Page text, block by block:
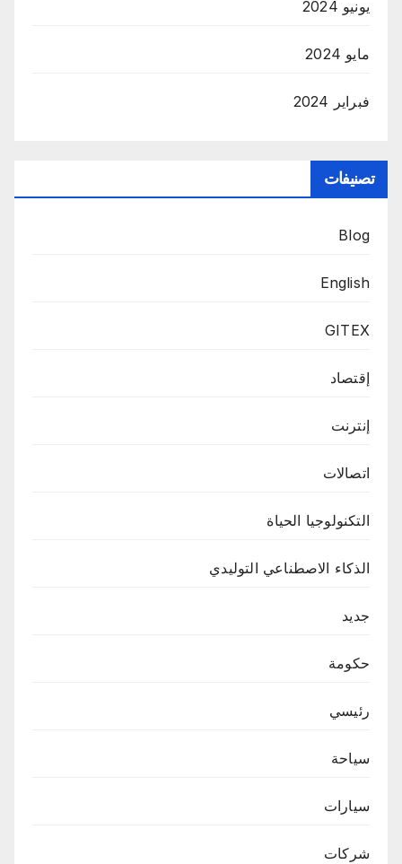
يونيو 2024
مايو 2024
فبراير 2024
تصنيفات
Blog
English
GITEX
إقتصاد
إنترنت
اتصالات
التكنولوجيا الحياة
الذكاء الاصطناعي التوليدي
جديد
حكومة
رئيسي
سياحة
سيارات
شركات